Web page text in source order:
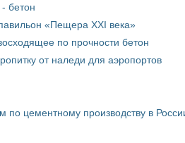
бетон
«Пещера XXI века»
по прочности бетон
от наледи для аэропортов
по цементному производству в